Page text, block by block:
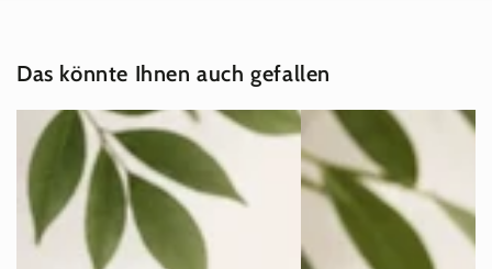
Das könnte Ihnen auch gefallen